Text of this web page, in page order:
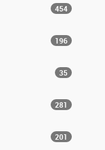
454
196
35
281
201